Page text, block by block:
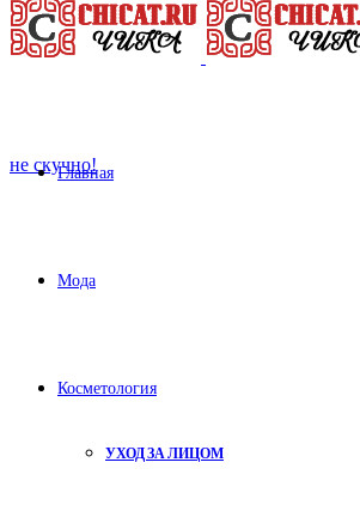
не скучно!
Главная
Мода
Косметология
УХОД ЗА ЛИЦОМ